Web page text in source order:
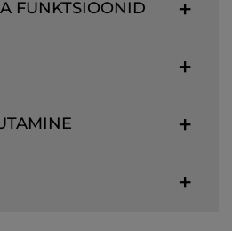
FUNKTSIOONID